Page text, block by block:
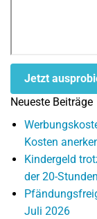
Jetzt
Neueste Beiträge
Kosten
Kindergeld
der 20-
Juli 2026